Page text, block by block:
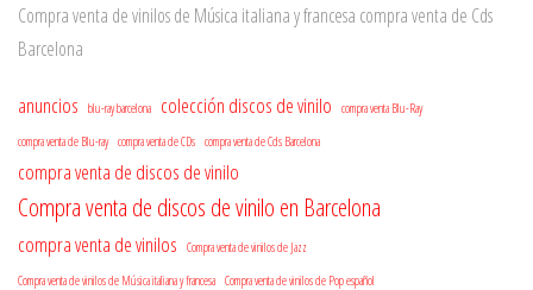
Compra venta de vinilos de Música italiana y francesa compra venta de Cds
Barcelona
anuncios blu-ray barcelona colección discos de vinilo
compra venta Blu-Ray
compra venta de Blu-ray compra venta de CDs compra venta de Cds Barcelona
compra venta de discos de vinilo
Compra venta de discos de vinilo en Barcelona
compra venta de vinilos
Compra venta de vinilos de Jazz
Compra venta de vinilos de Música italiana y francesa Compra venta de vinilos de Pop español